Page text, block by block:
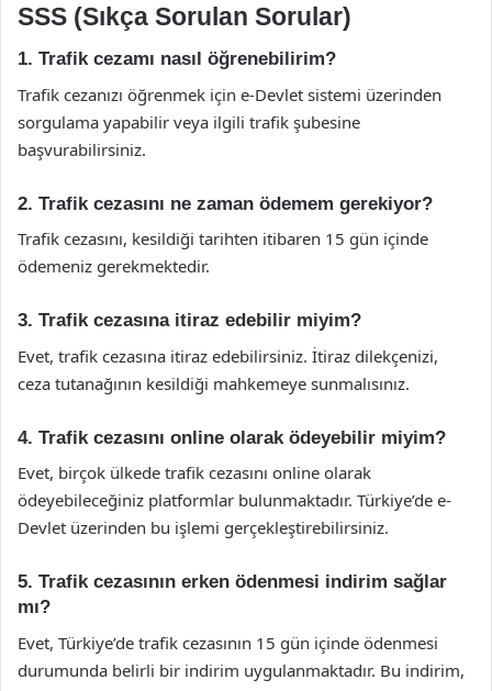
SSS (Sıkça Sorulan Sorular)
1. Trafik cezamı nasıl öğrenebilirim?
Trafik cezanızı öğrenmek için e-Devlet sistemi üzerinden
sorgulama yapabilir veya ilgili trafik şubesine
başvurabilirsiniz.
2. Trafik cezasını ne zaman ödemem gerekiyor?
Trafik cezasını, kesildiği tarihten itibaren 15 gün içinde
ödemeniz gerekmektedir.
3. Trafik cezasına itiraz edebilir miyim?
Evet, trafik cezasına itiraz edebilirsiniz. İtiraz dilekçenizi,
ceza tutanağının kesildiği mahkemeye sunmalısınız.
4. Trafik cezasını online olarak ödeyebilir miyim?
Evet, birçok ülkede trafik cezasını online olarak
ödeyebileceğiniz platformlar bulunmaktadır. Türkiye’de e-
Devlet üzerinden bu işlemi gerçekleştirebilirsiniz.
5. Trafik cezasının erken ödenmesi indirim sağlar
mı?
Evet, Türkiye’de trafik cezasının 15 gün içinde ödenmesi
durumunda belirli bir indirim uygulanmaktadır. Bu indirim,